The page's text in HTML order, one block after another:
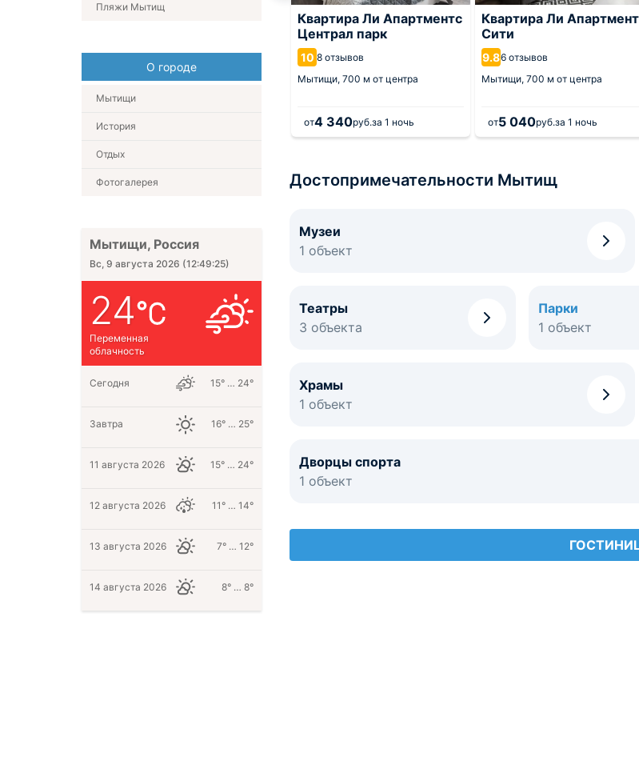
Июнь
12 оценок
Мытищи,
от4 680
Квартира Ли Апартментс
Централ парк
10 8 отзывов
Мытищи, 700 м от центра
от4 340руб.за 1 ночь
Квартира Ли
Сити
9.86 отзывов
Мытищи, 700 м от центра
от5 040руб.за 1 ночь
Достопримечательности Мытищ
Музеи
1 объект
Театры
3 объекта
Парки
1 объект
Храмы
1 объект
Дворцы спорта
1 объект
Пляжи Мытищ
О городе
Мытищи
История
Отдых
Фотогалерея
Мытищи, Россия
Вс, 9 августа 2026 (12:49:26)
24
Переменная
облачность
Сегодня 15° … 24°
Завтра 16° … 25°
11 августа 2026 15° … 24°
12 августа 2026 11° … 14°
13 августа 2026 7° … 12°
14 августа 2026 8° … 8°